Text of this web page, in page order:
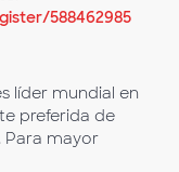
588462985
líder mundial en
preferida de
Para mayor